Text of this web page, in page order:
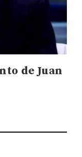
de Juan